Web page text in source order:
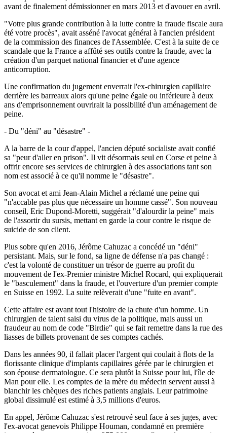
avant de finalement démissionner en mars 2013 et d'avouer en avril.
"Votre plus grande contribution à la lutte contre la fraude fiscale aura
été votre procès", avait asséné l'avocat général à l'ancien président
de la commission des finances de l'Assemblée. C'est à la suite de ce
scandale que la France a affûté ses outils contre la fraude, avec la
création d'un parquet national financier et d'une agence
anticorruption.
Une confirmation du jugement enverrait l'ex-chirurgien capillaire
derrière les barreaux alors qu'une peine égale ou inférieure à deux
ans d'emprisonnement ouvrirait la possibilité d'un aménagement de
peine.
- Du "déni" au "désastre" -
A la barre de la cour d'appel, l'ancien député socialiste avait confié
sa "peur d'aller en prison". Il vit désormais seul en Corse et peine à
offrir encore ses services de chirurgien à des associations tant son
nom est associé à ce qu'il nomme le "désastre".
Son avocat et ami Jean-Alain Michel a réclamé une peine qui
"n'accable pas plus que nécessaire un homme cassé". Son nouveau
conseil, Eric Dupond-Moretti, suggérait "d'alourdir la peine" mais
de l'assortir du sursis, mettant en garde la cour contre le risque de
suicide de son client.
Plus sobre qu'en 2016, Jérôme Cahuzac a concédé un "déni"
persistant. Mais, sur le fond, sa ligne de défense n'a pas changé :
c'est la volonté de constituer un trésor de guerre au profit du
mouvement de l'ex-Premier ministre Michel Rocard, qui expliquerait
le "basculement" dans la fraude, et l'ouverture d'un premier compte
en Suisse en 1992. La suite relèverait d'une "fuite en avant".
Cette affaire est avant tout l'histoire de la chute d'un homme. Un
chirurgien de talent saisi du virus de la politique, mais aussi un
fraudeur au nom de code "Birdie" qui se fait remettre dans la rue des
liasses de billets provenant de ses comptes cachés.
Dans les années 90, il fallait placer l'argent qui coulait à flots de la
florissante clinique d'implants capillaires gérée par le chirurgien et
son épouse dermatologue. Ce sera plutôt la Suisse pour lui, l'île de
Man pour elle. Les comptes de la mère du médecin servent aussi à
blanchir les chèques des riches patients anglais. Leur patrimoine
global dissimulé est estimé à 3,5 millions d'euros.
En appel, Jérôme Cahuzac s'est retrouvé seul face à ses juges, avec
l'ex-avocat genevois Philippe Houman, condamné en première